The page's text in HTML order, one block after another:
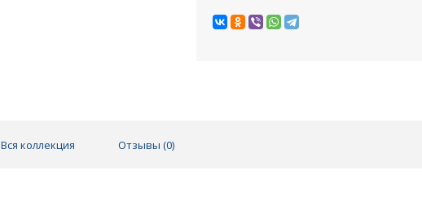
Вся коллекция Отзывы (0)